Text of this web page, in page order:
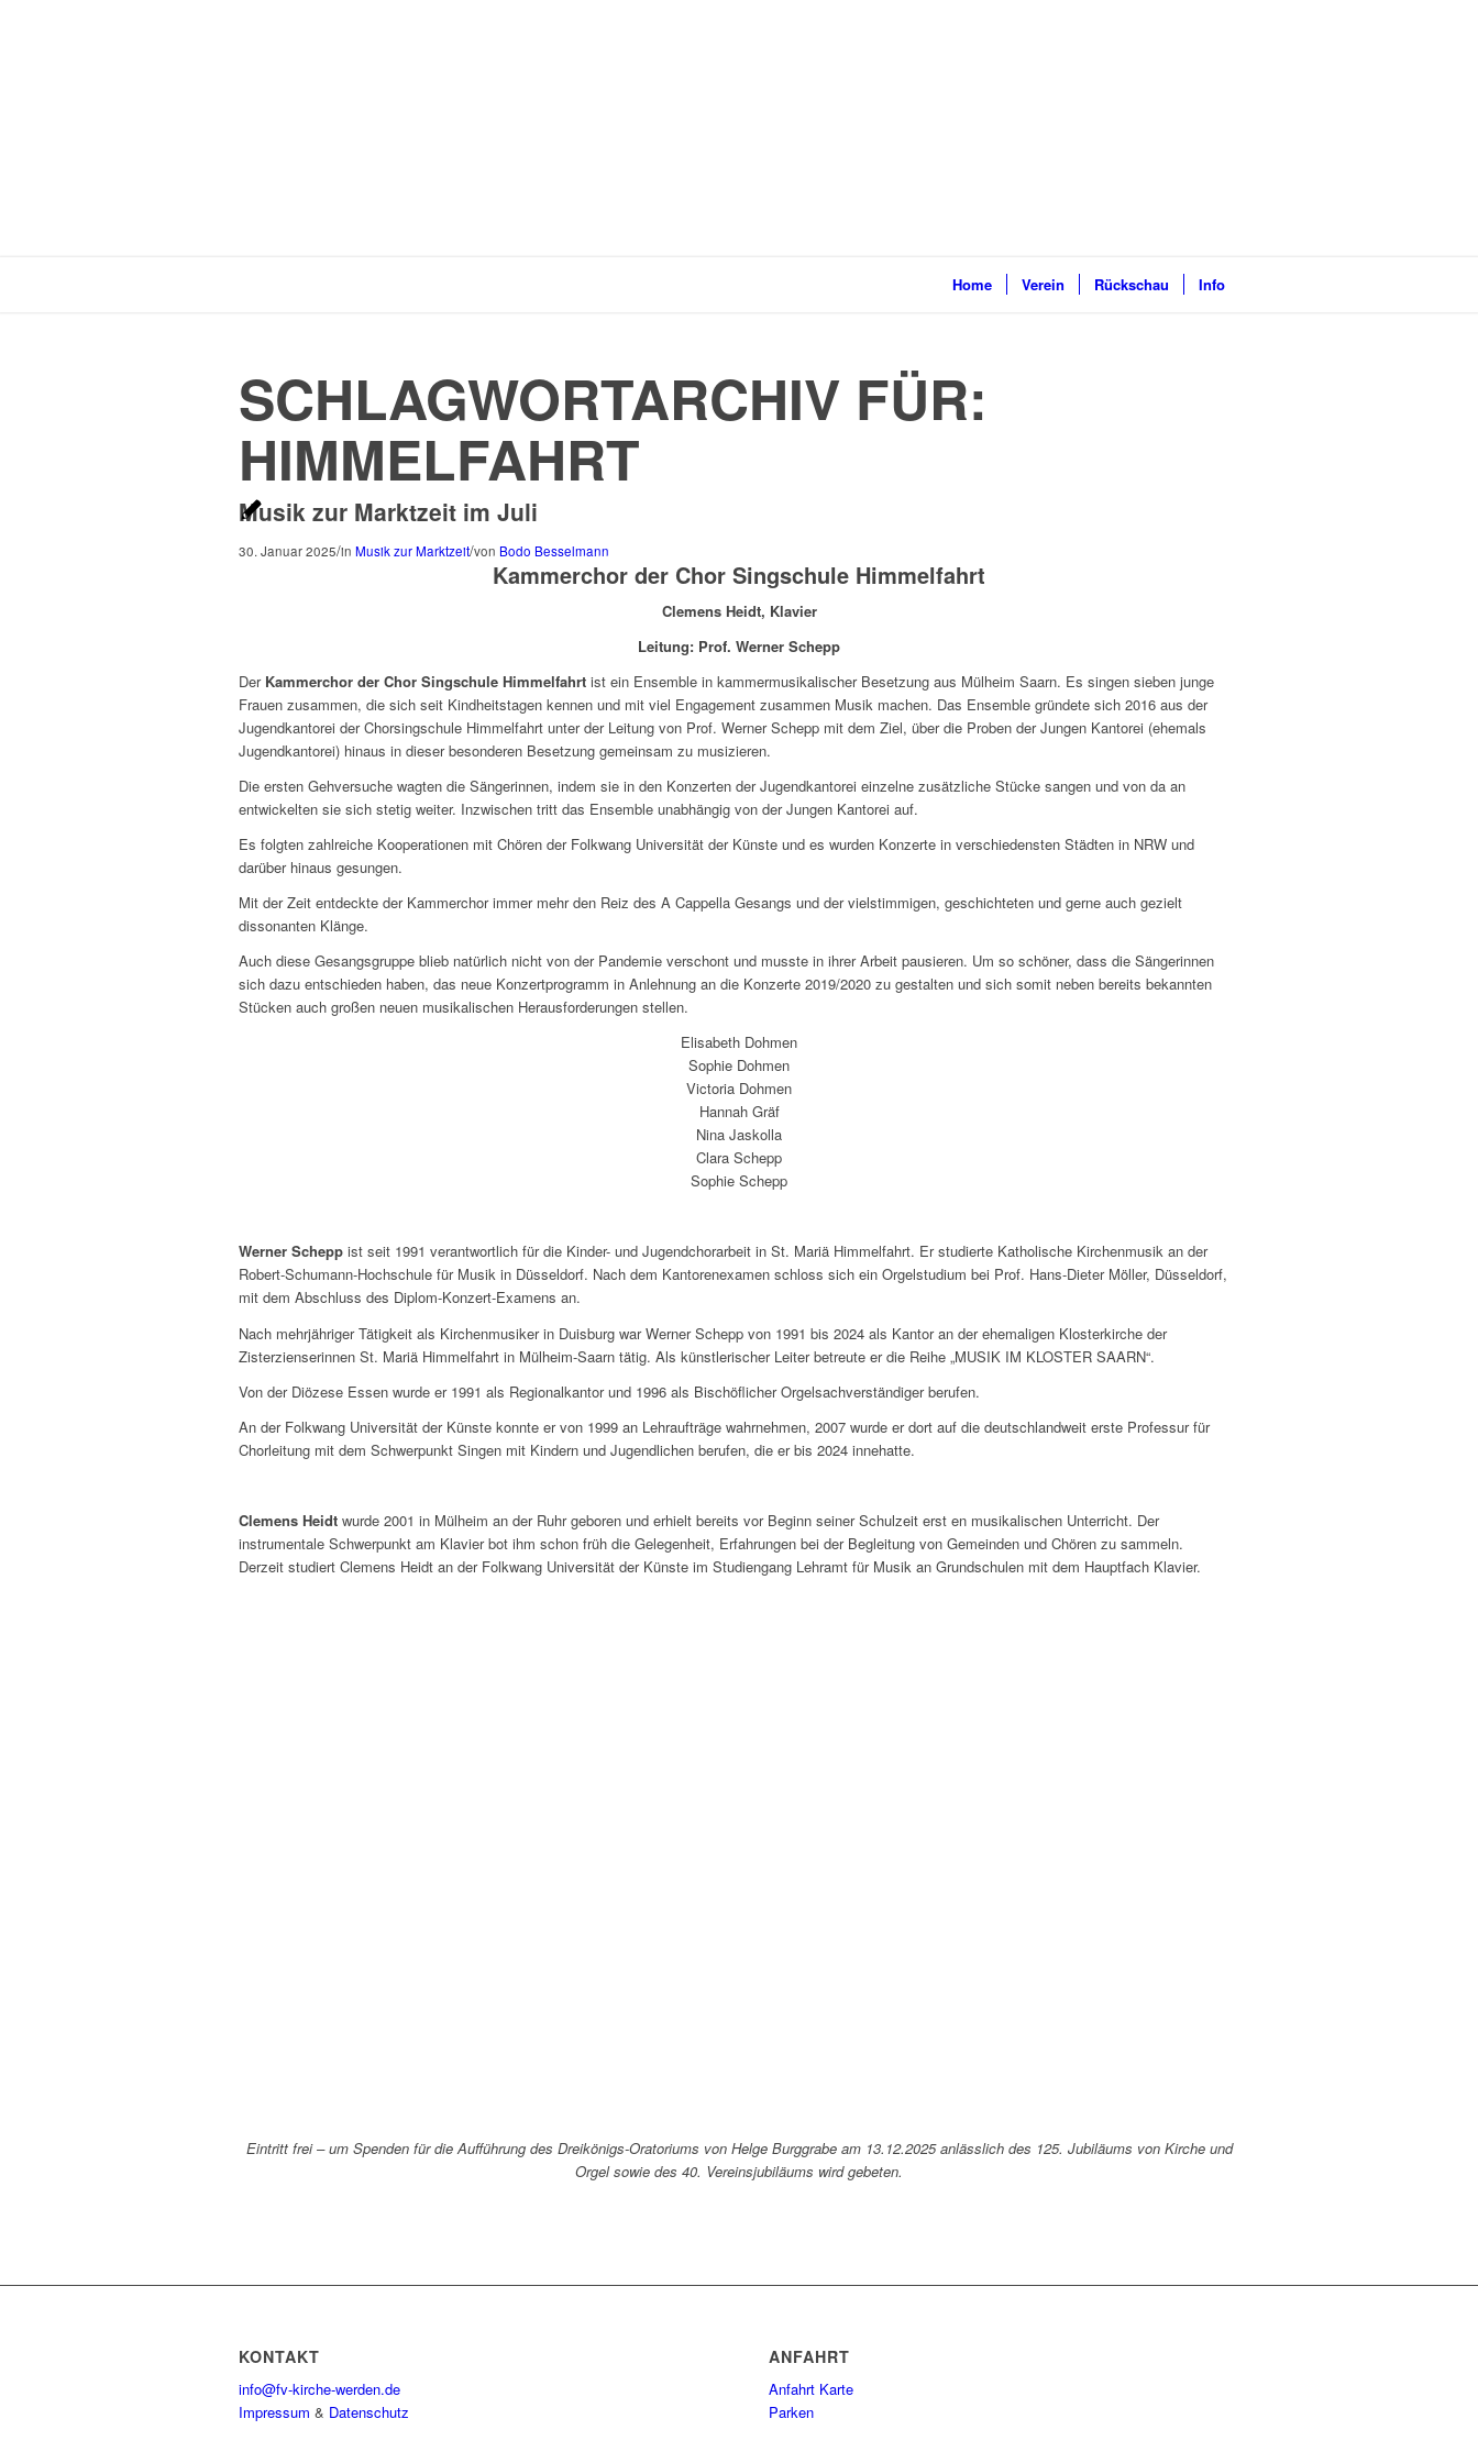
Home Verein Rückschau Info
SCHLAGWORTARCHIV FÜR:
HIMMELFAHRT
Musik zur Marktzeit im Juli
30. Januar 2025/in Musik zur Marktzeit/von Bodo Besselmann
Kammerchor der Chor Singschule Himmelfahrt
Clemens Heidt, Klavier
Leitung: Prof. Werner Schepp
Der Kammerchor der Chor Singschule Himmelfahrt ist ein Ensemble in kammermusikalischer Besetzung aus Mülheim Saarn. Es singen sieben junge
Frauen zusammen, die sich seit Kindheitstagen kennen und mit viel Engagement zusammen Musik machen. Das Ensemble gründete sich 2016 aus der
Jugendkantorei der Chorsingschule Himmelfahrt unter der Leitung von Prof. Werner Schepp mit dem Ziel, über die Proben der Jungen Kantorei (ehemals
Jugendkantorei) hinaus in dieser besonderen Besetzung gemeinsam zu musizieren.
Die ersten Gehversuche wagten die Sängerinnen, indem sie in den Konzerten der Jugendkantorei einzelne zusätzliche Stücke sangen und von da an
entwickelten sie sich stetig weiter. Inzwischen tritt das Ensemble unabhängig von der Jungen Kantorei auf.
Es folgten zahlreiche Kooperationen mit Chören der Folkwang Universität der Künste und es wurden Konzerte in verschiedensten Städten in NRW und
darüber hinaus gesungen.
Mit der Zeit entdeckte der Kammerchor immer mehr den Reiz des A Cappella Gesangs und der vielstimmigen, geschichteten und gerne auch gezielt
dissonanten Klänge.
Auch diese Gesangsgruppe blieb natürlich nicht von der Pandemie verschont und musste in ihrer Arbeit pausieren. Um so schöner, dass die Sängerinnen
sich dazu entschieden haben, das neue Konzertprogramm in Anlehnung an die Konzerte 2019/2020 zu gestalten und sich somit neben bereits bekannten
Stücken auch großen neuen musikalischen Herausforderungen stellen.
Elisabeth Dohmen
Sophie Dohmen
Victoria Dohmen
Hannah Gräf
Nina Jaskolla
Clara Schepp
Sophie Schepp
Werner Schepp ist seit 1991 verantwortlich für die Kinder- und Jugendchorarbeit in St. Mariä Himmelfahrt. Er studierte Katholische Kirchenmusik an der
Robert-Schumann-Hochschule für Musik in Düsseldorf. Nach dem Kantorenexamen schloss sich ein Orgelstudium bei Prof. Hans-Dieter Möller, Düsseldorf,
mit dem Abschluss des Diplom-Konzert-Examens an.
Nach mehrjähriger Tätigkeit als Kirchenmusiker in Duisburg war Werner Schepp von 1991 bis 2024 als Kantor an der ehemaligen Klosterkirche der
Zisterzienserinnen St. Mariä Himmelfahrt in Mülheim-Saarn tätig. Als künstlerischer Leiter betreute er die Reihe „MUSIK IM KLOSTER SAARN“.
Von der Diözese Essen wurde er 1991 als Regionalkantor und 1996 als Bischöflicher Orgelsachverständiger berufen.
An der Folkwang Universität der Künste konnte er von 1999 an Lehraufträge wahrnehmen, 2007 wurde er dort auf die deutschlandweit erste Professur für
Chorleitung mit dem Schwerpunkt Singen mit Kindern und Jugendlichen berufen, die er bis 2024 innehatte.
Clemens Heidt wurde 2001 in Mülheim an der Ruhr geboren und erhielt bereits vor Beginn seiner Schulzeit erst en musikalischen Unterricht. Der
instrumentale Schwerpunkt am Klavier bot ihm schon früh die Gelegenheit, Erfahrungen bei der Begleitung von Gemeinden und Chören zu sammeln.
Derzeit studiert Clemens Heidt an der Folkwang Universität der Künste im Studiengang Lehramt für Musik an Grundschulen mit dem Hauptfach Klavier.
Eintritt frei – um Spenden für die Aufführung des Dreikönigs-Oratoriums von Helge Burggrabe am 13.12.2025 anlässlich des 125. Jubiläums von Kirche und
Orgel sowie des 40. Vereinsjubiläums wird gebeten.
KONTAKT
info@fv-kirche-werden.de
Impressum & Datenschutz
ANFAHRT
Anfahrt Karte
Parken